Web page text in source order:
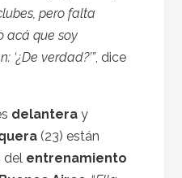
pero falta
acá que soy
‘¿De verdad?’”, dice
delantera y
(23) están
del entrenamiento